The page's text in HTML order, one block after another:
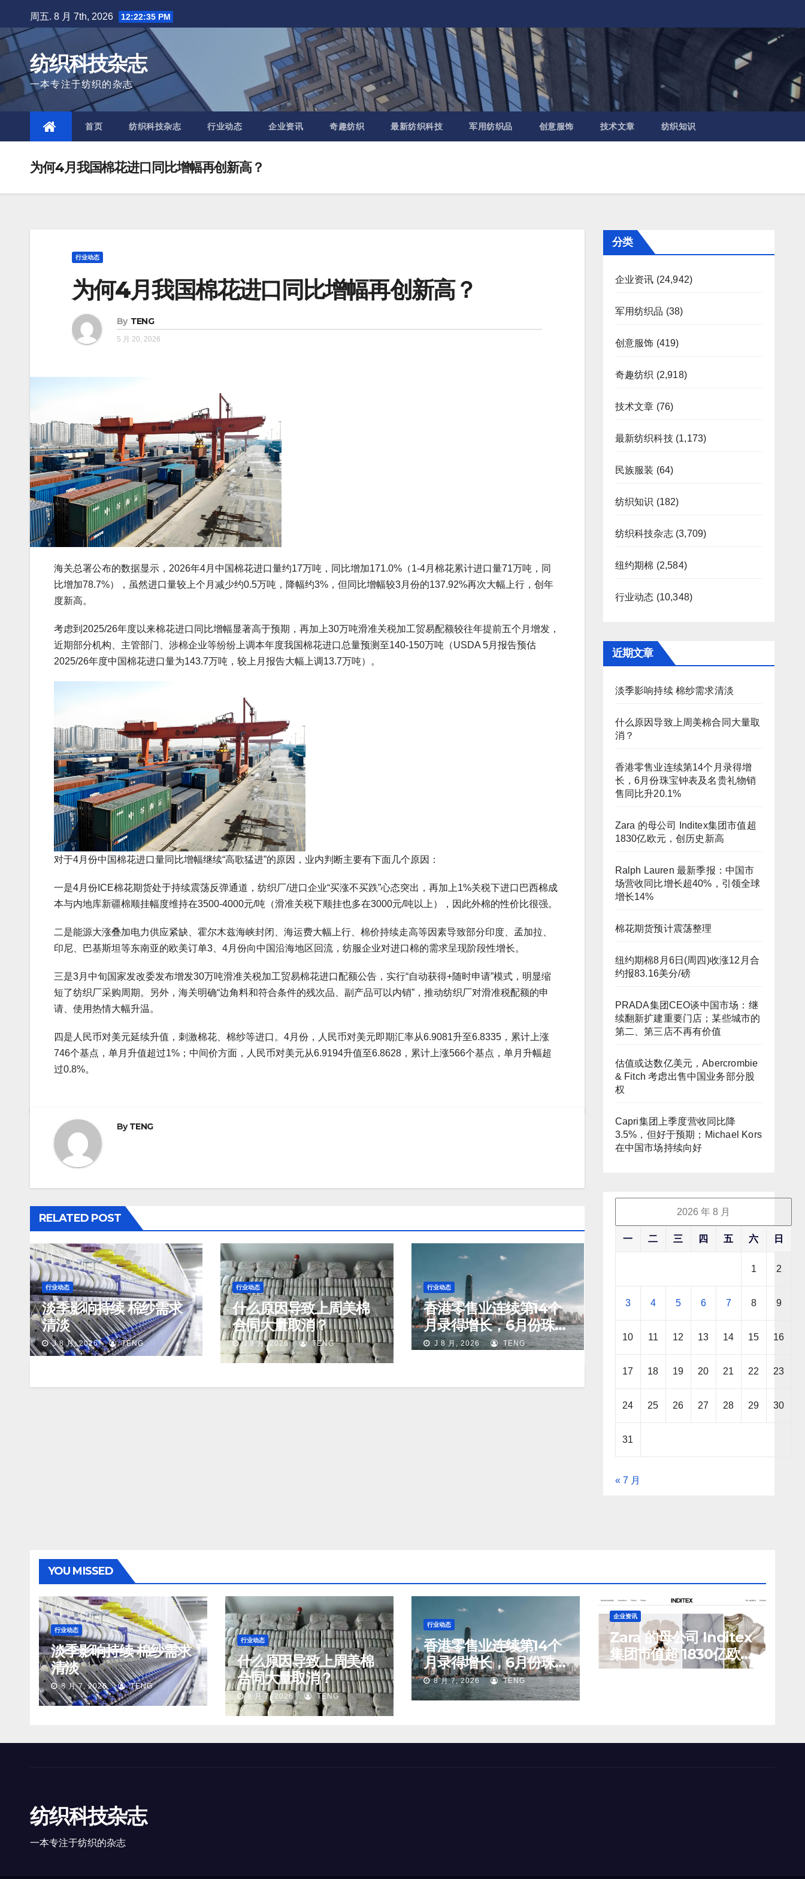
to
content
周五. 8 月 7th, 2026 12:22:35 PM
纺织科技杂志
一本专注于纺织的杂志
首页 纺织科技杂志 行业动态 企业资讯 奇趣纺织 最新纺织科技 军用纺织品 创意服饰 技术文章 纺织知识
为何4月我国棉花进口同比增幅再创新高？
行业动态
为何4月我国棉花进口同比增幅再创新高？
By TENG
5 月 20, 2026
海关总署公布的数据显示，2026年4月中国棉花进口量约17万吨，同比增加171.0%（1-4月棉花累计进口量71万吨，同
比增加78.7%），虽然进口量较上个月减少约0.5万吨，降幅约3%，但同比增幅较3月份的137.92%再次大幅上行，创年
度新高。
考虑到2025/26年度以来棉花进口同比增幅显著高于预期，再加上30万吨滑准关税加工贸易配额较往年提前五个月增发，
近期部分机构、主管部门、涉棉企业等纷纷上调本年度我国棉花进口总量预测至140-150万吨（USDA 5月报告预估
2025/26年度中国棉花进口量为143.7万吨，较上月报告大幅上调13.7万吨）。
对于4月份中国棉花进口量同比增幅继续“高歌猛进”的原因，业内判断主要有下面几个原因：
一是4月份ICE棉花期货处于持续震荡反弹通道，纺织厂/进口企业“买涨不买跌”心态突出，再加上1%关税下进口巴西棉成
本与内地库新疆棉顺挂幅度维持在3500-4000元/吨（滑准关税下顺挂也多在3000元/吨以上），因此外棉的性价比很强。
二是能源大涨叠加电力供应紧缺、霍尔木兹海峡封闭、海运费大幅上行、棉价持续走高等因素导致部分印度、孟加拉、
印尼、巴基斯坦等东南亚的欧美订单3、4月份向中国沿海地区回流，纺服企业对进口棉的需求呈现阶段性增长。
三是3月中旬国家发改委发布增发30万吨滑准关税加工贸易棉花进口配额公告，实行“自动获得+随时申请”模式，明显缩
短了纺织厂采购周期。另外，海关明确“边角料和符合条件的残次品、副产品可以内销”，推动纺织厂对滑准税配额的申
请、使用热情大幅升温。
四是人民币对美元延续升值，刺激棉花、棉纱等进口。4月份，人民币对美元即期汇率从6.9081升至6.8335，累计上涨
746个基点，单月升值超过1%；中间价方面，人民币对美元从6.9194升值至6.8628，累计上涨566个基点，单月升幅超
过0.8%。
ByTENG
RELATED POST
行业动态
淡季影响持续 棉纱需求
清淡
J 8 月, 2026 TENG
行业动态
什么原因导致上周美棉
合同大量取消？
J 8 月, 2026 TENG
行业动态
香港零售业连续第14个
月录得增长，6月份珠宝
钟表及名贵礼物销售同
J 8 月, 2026 TENG
分类
企业资讯 (24,942)
军用纺织品 (38)
创意服饰 (419)
奇趣纺织 (2,918)
技术文章 (76)
最新纺织科技(1,173)
民族服装 (64)
纺织知识 (182)
纺织科技杂志(3,709)
纽约期棉 (2,584)
行业动态 (10,348)
近期文章
淡季影响持续 棉纱需求清淡
什么原因导致上周美棉合同大量取
消？
香港零售业连续第14个月录得增
长，6月份珠宝钟表及名贵礼物销
售同比升20.1%
Zara 的母公司 Inditex集团市值超
1830亿欧元，创历史新高
Ralph Lauren 最新季报：中国市
场营收同比增长超40%，引领全球
增长14%
棉花期货预计震荡整理
纽约期棉8月6日(周四)收涨12月合
约报83.16美分/磅
PRADA集团CEO谈中国市场：继
续翻新扩建重要门店；某些城市的
第二、第三店不再有价值
估值或达数亿美元，Abercrombie
& Fitch 考虑出售中国业务部分股
权
Capri集团上季度营收同比降
3.5%，但好于预期；Michael Kors
在中国市场持续向好
2026 年 8 月
一 二 三 四 五 六 日
1 2
3 4 5 6 7 8 9
10 11 12 13 14 15 16
17 18 19 20 21 22 23
24 25 26 27 28 29 30
31
« 7 月
YOU MISSED
行业动态
淡季影响持续 棉纱需求
清淡
8 月 7, 2026 TENG
行业动态
什么原因导致上周美棉
合同大量取消？
8 月 7, 2026 TENG
行业动态
香港零售业连续第14个
月录得增长，6月份珠
宝钟表及名贵礼物销售
同比升20.1%
8 月 7, 2026 TENG
企业资讯
Zara 的母公司 Inditex
集团市值超 1830亿欧
元，创历史新高
纺织科技杂志
一本专注于纺织的杂志